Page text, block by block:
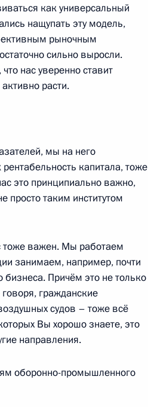
2
как универсальный
нащупать эту модель,
рыночным
сильно выросли.
нас уверенно ставит
расти.
мы на него
капитала, тоже
это принципиально важно,
просто таким институтом
тоже важен. Мы работаем
занимаем, например, почти
Причём это не только
гражданские
судов – тоже всё
Вы хорошо знаете, это
направления.
оборонно-промышленного